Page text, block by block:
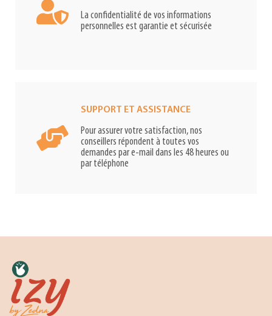
La confidentialité de vos informations
personnelles est garantie et sécurisée
SUPPORT ET ASSISTANCE
Pour assurer votre satisfaction, nos
conseillers répondent à toutes vos
demandes par e-mail dans les 48 heures ou
par téléphone